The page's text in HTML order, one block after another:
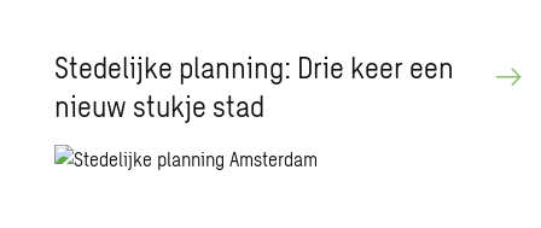
Stedelijke planning: Drie keer een
nieuw stukje stad